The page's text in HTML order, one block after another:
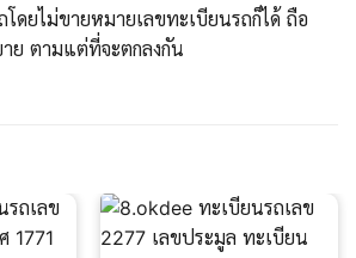
โดยไม่ขายหมายเลขทะเบียนรถก็ได้ ถือ
ย ตามแต่ที่จะตกลงกัน